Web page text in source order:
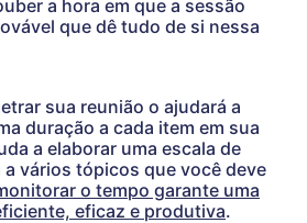
a hora em que a sessão
que dê tudo de si nessa
sua reunião o ajudará a
duração a cada item em sua
a elaborar uma escala de
vários tópicos que você deve
o tempo garante uma
eficaz e produtiva.